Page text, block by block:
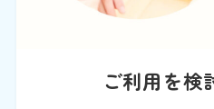
ご利用を検